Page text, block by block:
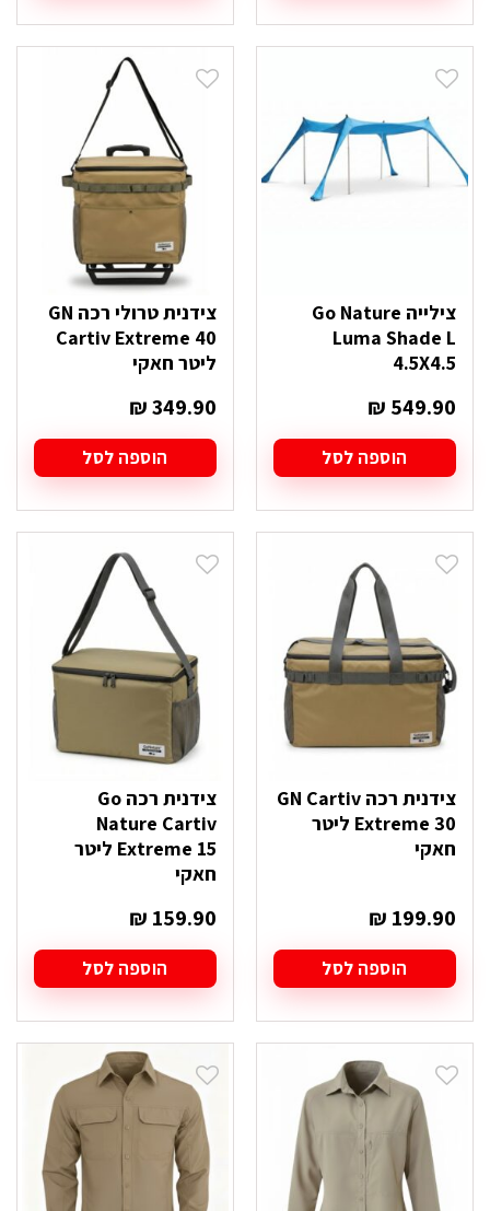
זה
יש
סוגים.
לבחור
את
האפשרויות
בעמוד
זה
יש
סוגים.
האפשרויות
בעמוד
המוצר
צילייה Go Nature
Luma Shade L
4.5X4.5
₪ 549.90
הוספה לסל
צידנית טרולי רכה GN
Cartiv Extreme 40
ליטר חאקי
₪349.90
הוספה לסל
צידנית רכה GN Cartiv
Extreme 30 ליטר
חאקי
₪ 199.90
הוספה לסל
צידנית רכה Go
Nature Cartiv
Extreme 15 ליטר
חאקי
₪ 159.90
הוספה לסל